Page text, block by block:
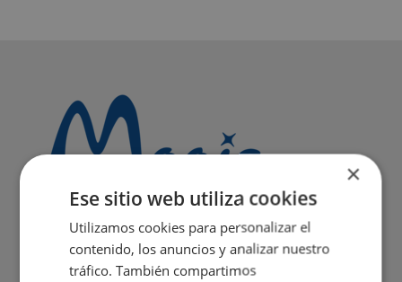
×
Ese sitio web utiliza cookies
Utilizamos cookies para personalizar el
contenido, los anuncios y analizar nuestro
tráfico. También compartimos